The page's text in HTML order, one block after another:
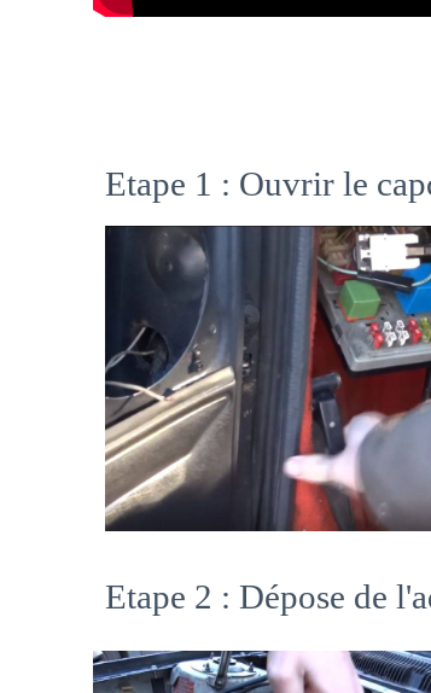
Etape 1 : Ouvrir le
Etape 2 : Dépose de